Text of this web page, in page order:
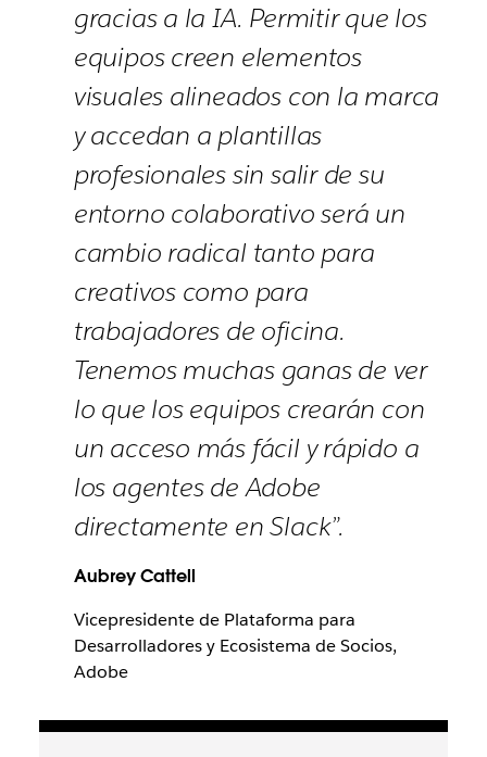
gracias a la IA. Permitir que los
equipos creen elementos
visuales alineados con la marca
y accedan a plantillas
profesionales sin salir de su
entorno colaborativo será un
cambio radical tanto para
creativos como para
trabajadores de oficina.
Tenemos muchas ganas de ver
lo que los equipos crearán con
un acceso más fácil y rápido a
los agentes de Adobe
directamente en Slack”.
Aubrey Cattell
Vicepresidente de Plataforma para
Desarrolladores y Ecosistema de Socios,
Adobe